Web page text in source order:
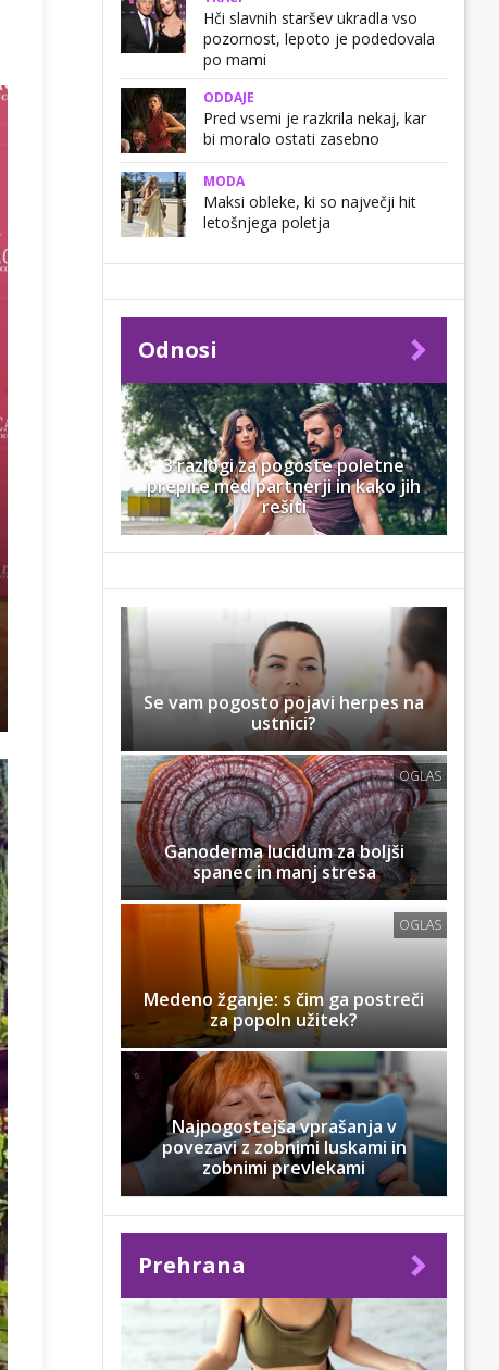
Hči slavnih staršev ukradla vso
pozornost, lepoto je podedovala
po mami
ODDAJE
Pred vsemi je razkrila nekaj, kar
bi moralo ostati zasebno
MODA
Maksi obleke, ki so največji hit
letošnjega poletja
Odnosi
3 razlogi za pogoste poletne
prepire med partnerji in kako jih
rešiti
Se vam pogosto pojavi herpes na
ustnici?
OGLAS
Ganoderma lucidum za boljši
spanec in manj stresa
OGLAS
Medeno žganje: s čim ga postreči
za popoln užitek?
Najpogostejša vprašanja v
povezavi z zobnimi luskami in
zobnimi prevlekami
Prehrana